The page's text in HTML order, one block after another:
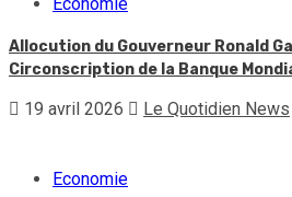
Economie
Allocution du Gouverneur Ronald
Circonscription de la Banque
19 avril 2026 Le Quotidien News
Economie